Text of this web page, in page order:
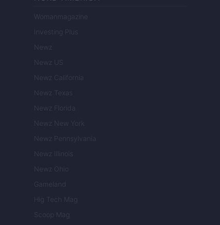
Womanmagazine
Investing Plus
Newz
Newz US
Newz California
Newz Texas
Newz Florida
Newz New York
Newz Pennsylvania
Newz Illinois
Newz Ohio
Gameland
Hig Tech Mag
Scoop Mag